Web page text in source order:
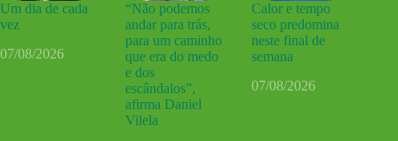
Um dia de cada
vez
07/08/2026
“Não podemos
andar para trás,
para um caminho
que era do medo
e dos
escândalos”,
afirma Daniel
Vilela
Calor e tempo
seco predomina
neste final de
semana
07/08/2026